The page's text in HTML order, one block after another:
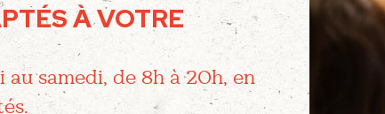
À VOTRE
samedi, de 8h à 20h, en